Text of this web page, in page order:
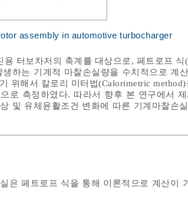
assembly in automotive turbocharger
터보차저의 축계를 대상으로, 페트로프 식
하는 기계적 마찰손실량을 수치적으로 계
위해서 칼로리 미터법(Calorimetric
로 측정하였다. 따라서 향후 본 연구에서
및 유체윤활조건 변화에 따른 기계마찰손
은 페트로프 식을 통해 이론적으로 계산이